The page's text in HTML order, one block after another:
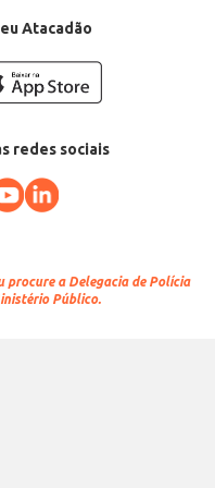
Atacadão
redes sociais
procure a Delegacia de Polícia
Público.